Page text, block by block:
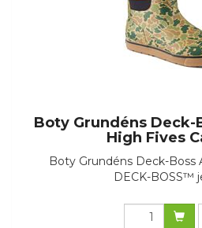
Boty Grundéns Deck-
High Fives
Boty Grundéns Deck-Boss
DECK-BOSS™